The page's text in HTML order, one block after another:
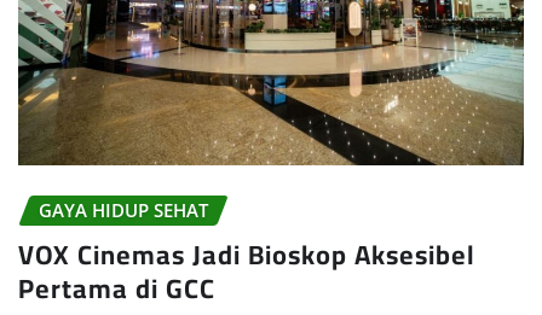
GAYA HIDUP SEHAT
VOX Cinemas Jadi Bioskop Aksesibel
Pertama di GCC